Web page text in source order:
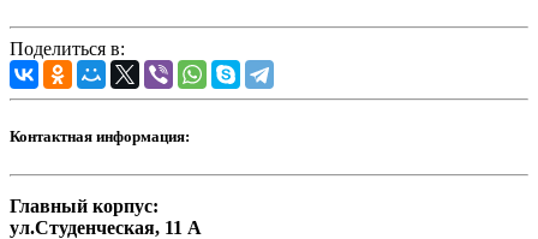
Поделиться в:
Контактная информация:
Главный корпус:
ул.Студенческая, 11 А